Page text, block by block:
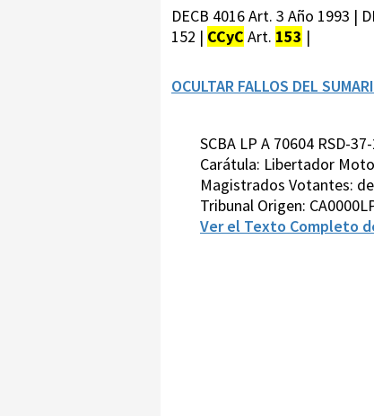
DECB 4016 Art. 3 Año 1993 |
152 | CCyC Art. 153 |
OCULTAR FALLOS DEL
SCBA LP A 70604 RSD-
Carátula: Libertador
Magistrados Votantes:
Tribunal Origen:
Ver el Texto Completo